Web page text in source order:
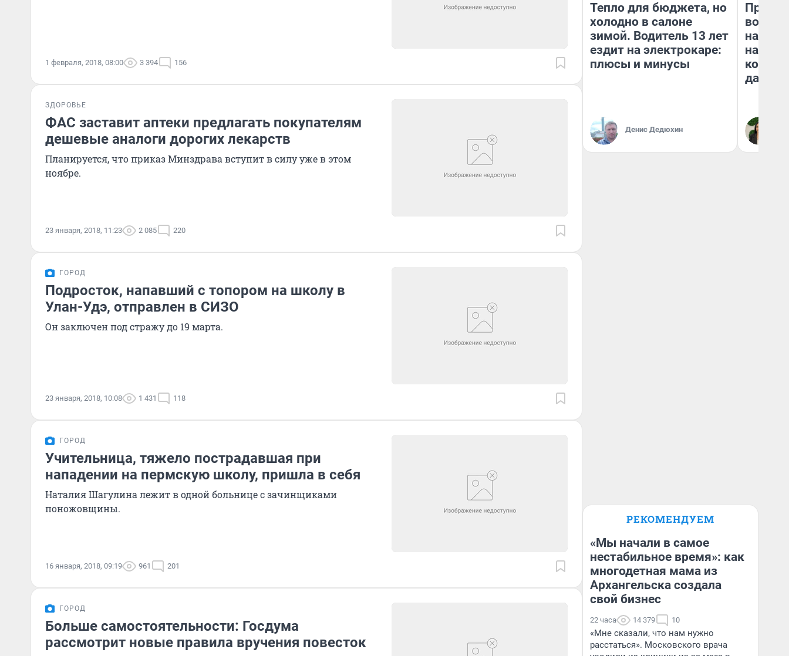
1 февраля, 2018, 08:00 3 394 156
ЗДОРОВЬЕ
ФАС заставит аптеки предлагать покупателям
дешевые аналоги дорогих лекарств
Планируется, что приказ Минздрава вступит в силу уже в этом
ноябре.
23 января, 2018, 11:23 2 085 220
ГОРОД
Подросток, напавший с топором на школу в
Улан-Удэ, отправлен в СИЗО
Он заключен под стражу до 19 марта.
23 января, 2018, 10:08 1 431 118
ГОРОД
Учительница, тяжело пострадавшая при
нападении на пермскую школу, пришла в себя
Наталия Шагулина лежит в одной больнице с зачинщиками
поножовщины.
16 января, 2018, 09:19 961 201
ГОРОД
Больше самостоятельности: Госдума
рассмотрит новые правила вручения повесток
Тепло для бюджета, но
холодно в салоне
зимой. Водитель 13 лет
ездит на электрокаре:
плюсы и минусы
Денис Дедюхин
нам
даже
РЕКОМЕНДУЕМ
«Мы начали в самое
нестабильное время»: как
многодетная мама из
Архангельска создала
свой бизнес
22 часа 14 379 10
«Мне сказали, что нам нужно
расстаться». Московского врача